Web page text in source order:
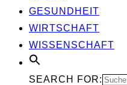
GESUND­HEIT
WIRT­SCHAFT
WIS­SEN­SCHAFT
SEARCH FOR: